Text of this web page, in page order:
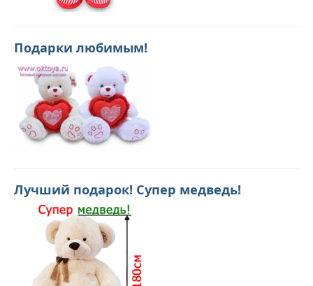
Подарки любимым!
Лучший подарок! Супер медведь!